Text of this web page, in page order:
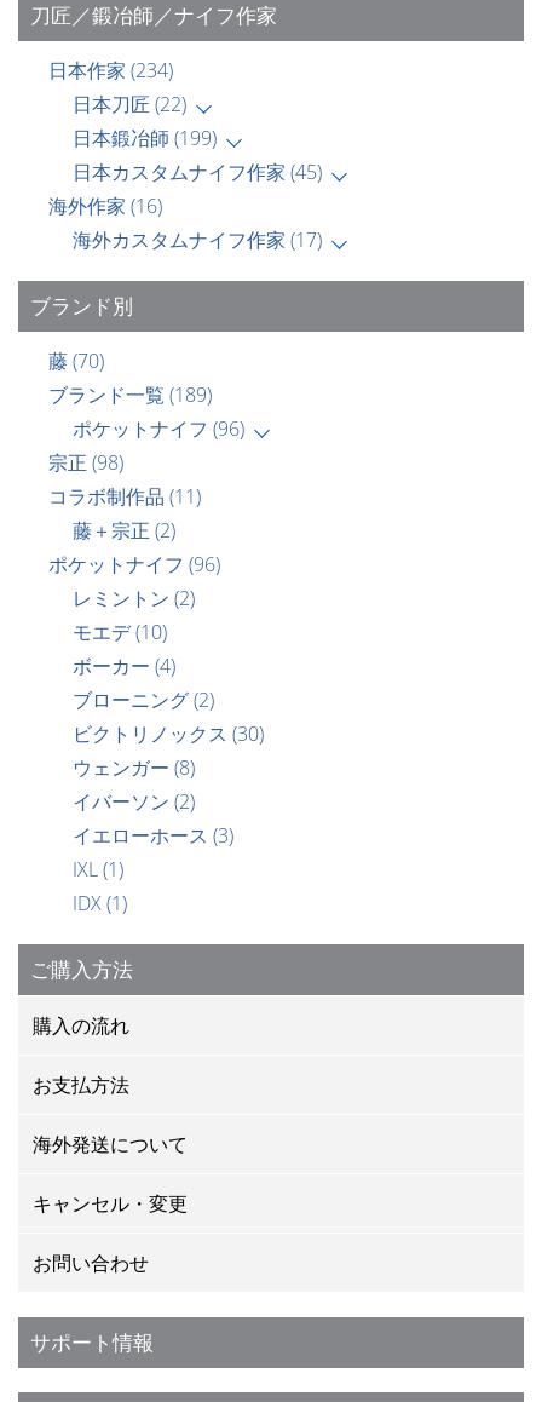
刀匠／鍛冶師／ナイフ作家
日本作家 (234)
日本刀匠 (22)
日本鍛冶師 (199)
日本カスタムナイフ作家 (45)
海外作家 (16)
海外カスタムナイフ作家 (17)
ブランド別
藤(70)
ブランド一覧 (189)
ポケットナイフ (96)
宗正 (98)
コラボ制作品 (11)
藤＋宗正 (2)
ポケットナイフ (96)
レミントン (2)
モエデ(10)
ボーカー (4)
ブローニング(2)
ビクトリノックス (30)
ウェンガー (8)
イバーソン (2)
イエローホース (3)
IXL(1)
IDX(1)
ご購入方法
購入の流れ
お支払方法
海外発送について
キャンセル・変更
お問い合わせ
サポート情報